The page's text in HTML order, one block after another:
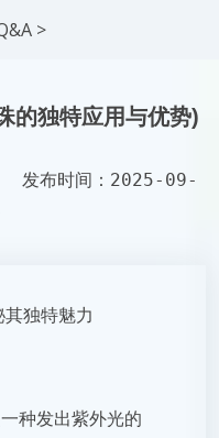
>
的独特应用与优势)
发布时间：2025-09-
独特魅力
种发出紫外光的